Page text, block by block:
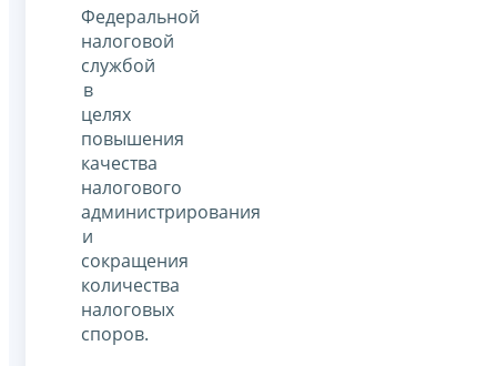
Федеральной
налоговой
службой
в
целях
повышения
качества
налогового
администрирования
и
сокращения
количества
налоговых
споров.